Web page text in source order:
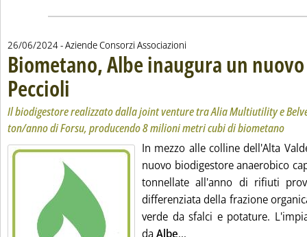
26/06/2024- Aziende Consorzi Associazioni
Biometano, Albe inaugura un
Peccioli . Sottotitolo: Il biodigestore realizzato dalla joint venture tra Alia
. Pubblicata mercoledì 26 giugno 2024 alle 10.24.
Il biodigestore realizzato dalla joint venture tra Alia Multiutility e
ton/anno di Forsu, producendo 8 milioni metri cubi di biometano
In mezzo alle colline dell'Alta
nuovo biodigestore anaerobico
tonnellate all'anno di rifiuti
differenziata della frazione
verde da sfalci e potature.
daAlbe...